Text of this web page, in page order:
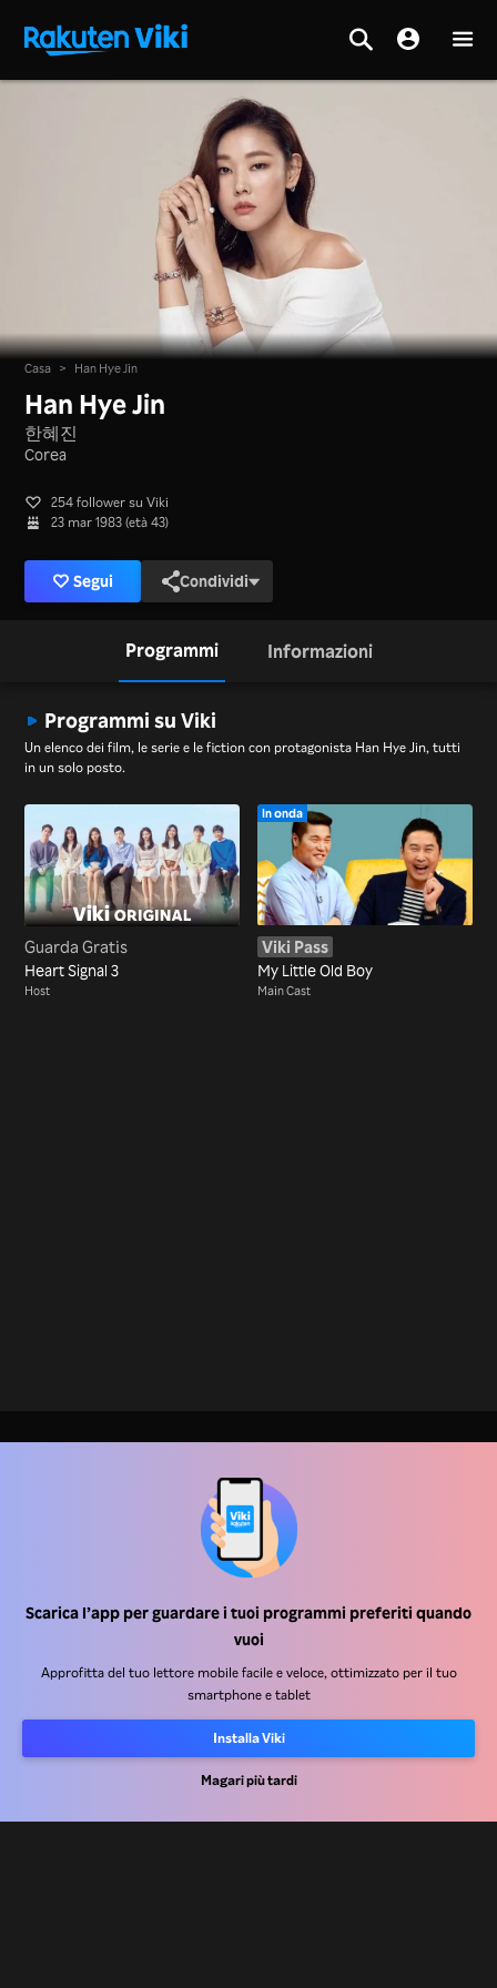
Scarica l’app per guardare i tuoi programmi preferiti quando
vuoi
Approfitta del tuo lettore mobile facile e veloce, ottimizzato per il tuo
smartphone e tablet
Installa Viki
Magari più tardi
Casa > Han Hye Jin
Han Hye Jin
한혜진
Corea
254 follower su Viki
23 mar 1983 (età 43)
Segui Condividi
Programmi Informazioni
Programmi su Viki
Un elenco dei film, le serie e le fiction con protagonista Han Hye Jin, tutti
in un solo posto.
Guarda Gratis
Heart Signal 3
Host
In onda
Viki Pass
My Little Old Boy
Main Cast
Centro assistenza
Partner per la distribuzione